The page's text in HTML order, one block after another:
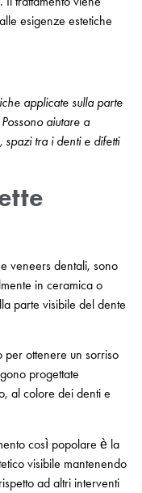
esigenze estetiche
applicate sulla parte
aiutare a
tra i denti e difetti
veneers dentali, sono
in ceramica o
parte visibile del dente
per ottenere un sorriso
progettate
al colore dei denti e
così popolare è la
visibile mantenendo
ad altri interventi